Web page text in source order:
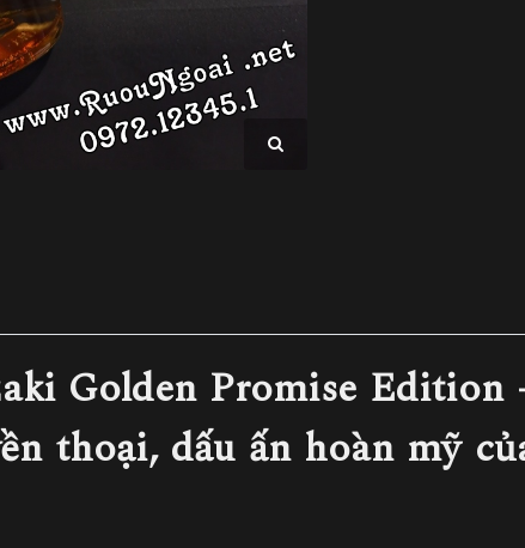
Golden Promise Edition
thoại, dấu ấn hoàn mỹ